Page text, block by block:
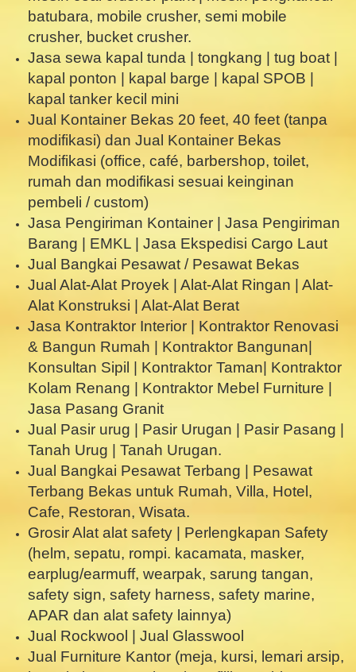
batubara, mobile crusher, semi mobile
crusher, bucket crusher.
Jasa sewa kapal tunda | tongkang | tug boat |
kapal ponton | kapal barge | kapal SPOB |
kapal tanker kecil mini
Jual Kontainer Bekas 20 feet, 40 feet (tanpa
modifikasi) dan Jual Kontainer Bekas
Modifikasi (office, café, barbershop, toilet,
rumah dan modifikasi sesuai keinginan
pembeli / custom)
Jasa Pengiriman Kontainer | Jasa Pengiriman
Barang | EMKL | Jasa Ekspedisi Cargo Laut
Jual Bangkai Pesawat / Pesawat Bekas
Jual Alat-Alat Proyek | Alat-Alat Ringan | Alat-
Alat Konstruksi | Alat-Alat Berat
Jasa Kontraktor Interior | Kontraktor Renovasi
& Bangun Rumah | Kontraktor Bangunan|
Konsultan Sipil | Kontraktor Taman| Kontraktor
Kolam Renang | Kontraktor Mebel Furniture |
Jasa Pasang Granit
Jual Pasir urug | Pasir Urugan | Pasir Pasang |
Tanah Urug | Tanah Urugan.
Jual Bangkai Pesawat Terbang | Pesawat
Terbang Bekas untuk Rumah, Villa, Hotel,
Cafe, Restoran, Wisata.
Grosir Alat alat safety | Perlengkapan Safety
(helm, sepatu, rompi. kacamata, masker,
earplug/earmuff, wearpak, sarung tangan,
safety sign, safety harness, safety marine,
APAR dan alat safety lainnya)
Jual Rockwool | Jual Glasswool
Jual Furniture Kantor (meja, kursi, lemari arsip,